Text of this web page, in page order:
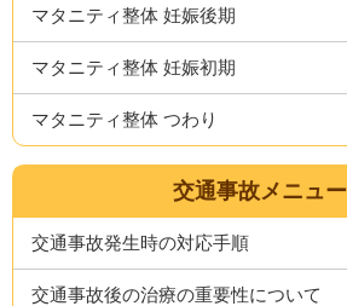
マタニティ整体 妊娠後期
マタニティ整体 妊娠初期
マタニティ整体 つわり
交通事故メニュー
交通事故発生時の対応手順
交通事故後の治療の重要性について